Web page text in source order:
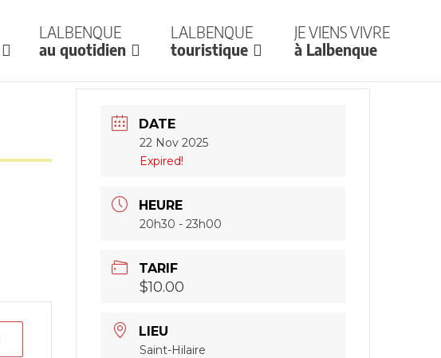
Lalbenque
au quotidien
Lalbenque
touristique
Je viens vivre
à Lalbenque
DATE
22 Nov 2025
Expired!
HEURE
20h30 - 23h00
TARIF
$10.00
LIEU
Saint-Hilaire